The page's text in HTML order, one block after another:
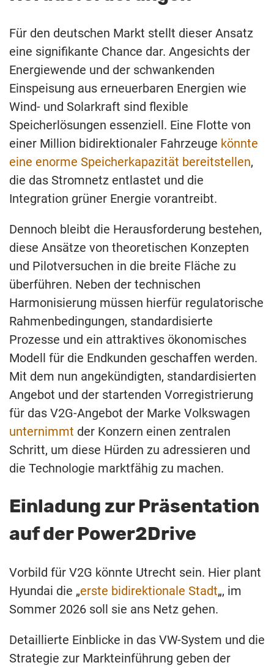
Für den deutschen Markt stellt dieser Ansatz
eine signifikante Chance dar. Angesichts der
Energiewende und der schwankenden
Einspeisung aus erneuerbaren Energien wie
Wind- und Solarkraft sind flexible
Speicherlösungen essenziell. Eine Flotte von
einer Million bidirektionaler Fahrzeuge könnte
eine enorme Speicherkapazität bereitstellen,
die das Stromnetz entlastet und die
Integration grüner Energie vorantreibt.
Dennoch bleibt die Herausforderung bestehen,
diese Ansätze von theoretischen Konzepten
und Pilotversuchen in die breite Fläche zu
überführen. Neben der technischen
Harmonisierung müssen hierfür regulatorische
Rahmenbedingungen, standardisierte
Prozesse und ein attraktives ökonomisches
Modell für die Endkunden geschaffen werden.
Mit dem nun angekündigten, standardisierten
Angebot und der startenden Vorregistrierung
für das V2G-Angebot der Marke Volkswagen
unternimmt der Konzern einen zentralen
Schritt, um diese Hürden zu adressieren und
die Technologie marktfähig zu machen.
Einladung zur Präsentation
auf der Power2Drive
Vorbild für V2G könnte Utrecht sein. Hier plant
Hyundai die „erste bidirektionale Stadt„, im
Sommer 2026 soll sie ans Netz gehen.
Detaillierte Einblicke in das VW-System und die
Strategie zur Markteinführung geben der